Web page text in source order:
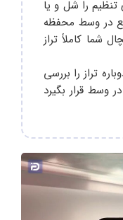
را شل و یا
در وسط محفظه
شما کاملاً تراز
تراز را بررسی
وسط قرار بگیرد